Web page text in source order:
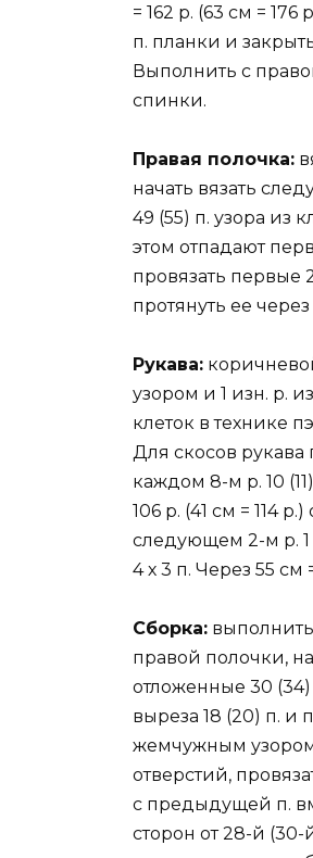
= 162 р. (63 см =
п. планки и
Выполнить с
спинки.
Правая полочка:
начать вязать
49 (55) п. узора из
этом отпадают
провязать первые
протянуть ее
Рукава:
узором и 1 изн. р.
клеток в технике
Для скосов рукава
каждом 8-м р. 10
106 р. (41 см = 114
следующем 2-м р. 1
4 х 3 п. Через 55 см
Сборка:
правой полочки,
отложенные 30
выреза 18 (20) п. и
жемчужным узором
отверстий,
с предыдущей п.
сторон от 28-й